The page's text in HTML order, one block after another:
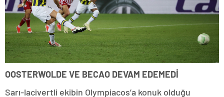
OOSTERWOLDE VE BECAO DEVAM EDEMEDİ
Sarı-lacivertli ekibin Olympiacos’a konuk olduğu